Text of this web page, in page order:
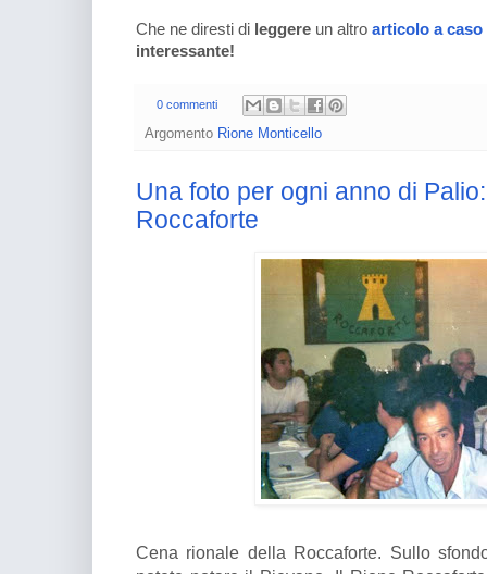
Che ne diresti di leggere un altro articolo a caso
interessante!
0 commenti
Argomento Rione Monticello
Una foto per ogni anno di
Roccaforte
Cena rionale della Roccaforte. Sullo